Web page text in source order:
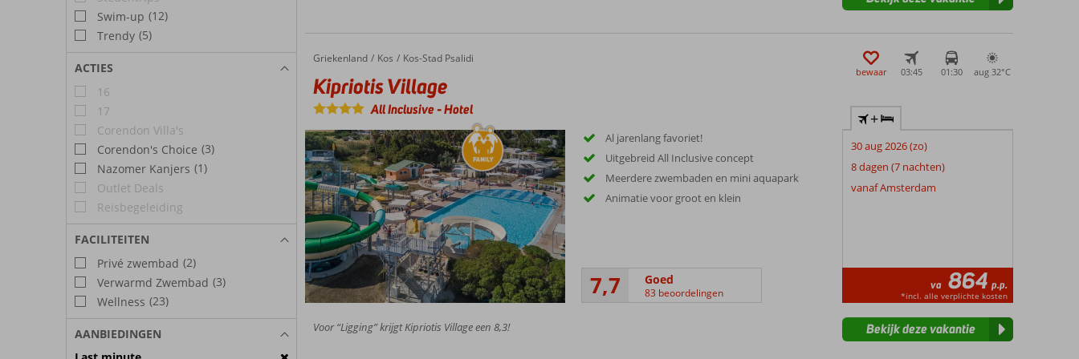
Swim-up (12)
Trendy (5)
ACTIES
16
17
Corendon Villa's
Corendon's Choice (3)
Nazomer Kanjers (1)
Outlet Deals
Reisbegeleiding
FACILITEITEN
Privé zwembad (2)
Verwarmd Zwembad (3)
Wellness (23)
AANBIEDINGEN
Home
Griekenland Kos Kos-Stad Psalidi
Kipriotis Village
Kipriotis Village
All Inclusive-Hotel
bewaar 03:45 01:30 aug 32°C
Al jarenlang favoriet!
Uitgebreid All Inclusive concept
Meerdere zwembaden en mini aquapark
Animatie voor groot en klein
7,7 Goed
83 beoordelingen
+
30 aug 2026 (zo)
8 dagen (7 nachten)
vanaf Amsterdam
va 864 p.p.
*incl. alle verplichte kosten
Voor “Ligging” krijgt Kipriotis Village een 8,3! Bekijk deze vakantie